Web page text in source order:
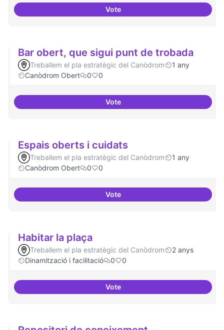
VoteMemòria Històrica - Referencia
Bar obert, que sigui punt de trobada
Treballem el pla estratègic del Canòdrom
1 any
Canòdrom Obert
0 0
VoteBar obert, que sigui punt de
Espais oberts i cuidats
Treballem el pla estratègic del Canòdrom
1 any
Canòdrom Obert
0 0
VoteEspais oberts i cuidats
Habitar la plaça
Treballem el pla estratègic del Canòdrom
2 anys
Dinamització i facilitació
0 0
VoteHabitar la plaça